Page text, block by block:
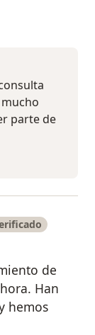
usuario Cuenta
parte de
de
Han
hemos